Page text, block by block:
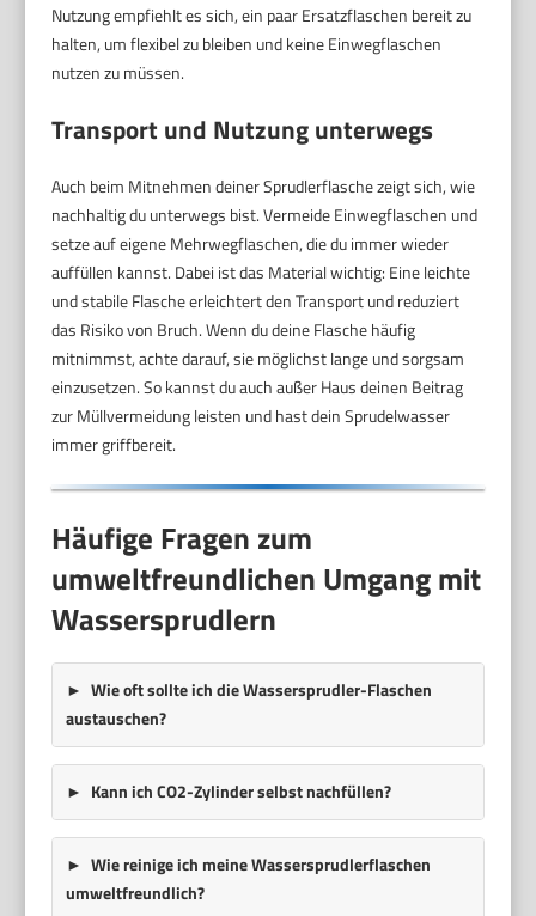
Nutzung empfiehlt es sich, ein paar Ersatzflaschen bereit zu
halten, um flexibel zu bleiben und keine Einwegflaschen
nutzen zu müssen.
Transport und Nutzung unterwegs
Auch beim Mitnehmen deiner Sprudlerflasche zeigt sich, wie
nachhaltig du unterwegs bist. Vermeide Einwegflaschen und
setze auf eigene Mehrwegflaschen, die du immer wieder
auffüllen kannst. Dabei ist das Material wichtig: Eine leichte
und stabile Flasche erleichtert den Transport und reduziert
das Risiko von Bruch. Wenn du deine Flasche häufig
mitnimmst, achte darauf, sie möglichst lange und sorgsam
einzusetzen. So kannst du auch außer Haus deinen Beitrag
zur Müllvermeidung leisten und hast dein Sprudelwasser
immer griffbereit.
Häufige Fragen zum
umweltfreundlichen Umgang mit
Wassersprudlern
Wie oft sollte ich die Wassersprudler-Flaschen
austauschen?
Kann ich CO2-Zylinder selbst nachfüllen?
Wie reinige ich meine Wassersprudlerflaschen
umweltfreundlich?